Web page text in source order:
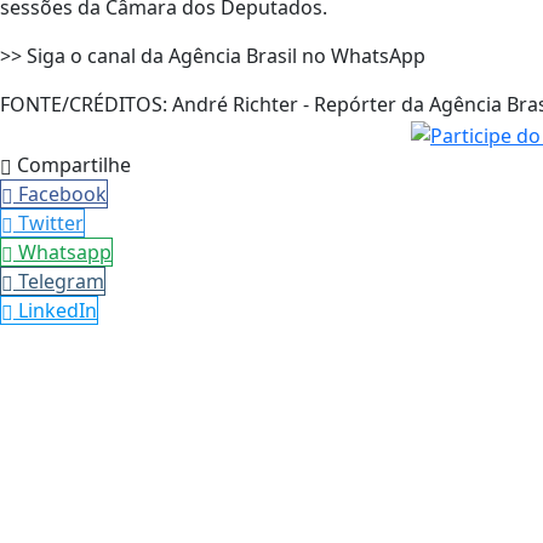
sessões da Câmara dos Deputados.
>> Siga o canal da Agência Brasil no WhatsApp
FONTE/CRÉDITOS: André Richter - Repórter da Agência
Compartilhe
Facebook
Twitter
Whatsapp
Telegram
LinkedIn